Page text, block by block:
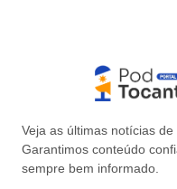
Veja as últimas notícias de
Garantimos conteúdo
sempre bem informado.